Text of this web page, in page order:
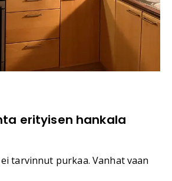
erityisen hankala
tarvinnut purkaa. Vanhat vaan